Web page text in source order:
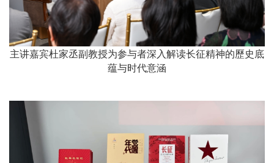
主讲嘉宾杜家丞副教授为参与者深入解读长征精神的歷史底
蕴与时代意涵